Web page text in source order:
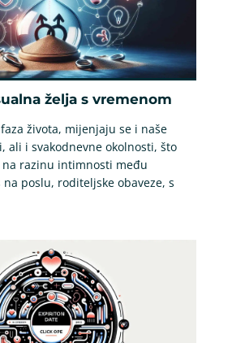
želja s vremenom
života, mijenjaju se i naše
ali i svakodnevne okolnosti, što
na razinu intimnosti među
poslu, roditeljske obaveze, s